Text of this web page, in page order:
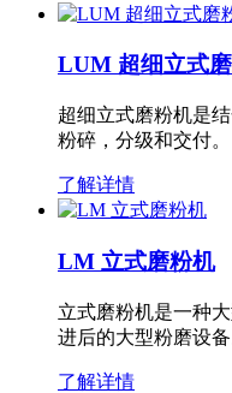
LUM 超细立式
超细立式磨粉机是
粉碎，分级和交付
了解详情
LM 立式磨粉机
立式磨粉机是一种
进后的大型粉磨设
了解详情